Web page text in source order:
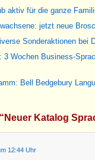
aktiv für die ganze
jetzt neue
Sonderaktionen bei
3 Wochen Business-
Bell Bedgebury
Katalog
12:44 Uhr